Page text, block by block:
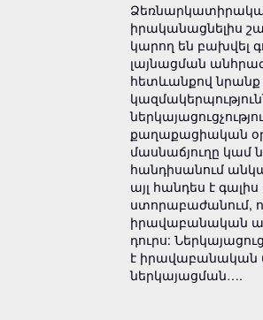
Ձեռնարկատիրական
իրականացնելիս
կարող են բախվել
լայնացման
հետևանքով նրանք
քաղաքացիական
մասնաճյուղը կամ
հանդիսանում
այլ հանդես է
ստորաբաժանում,
իրավաբանական
դուրս:
է իրավաբանական
ներկայացման….